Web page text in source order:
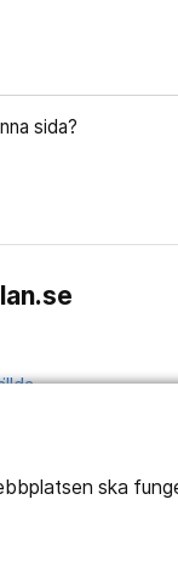
ska
sida?